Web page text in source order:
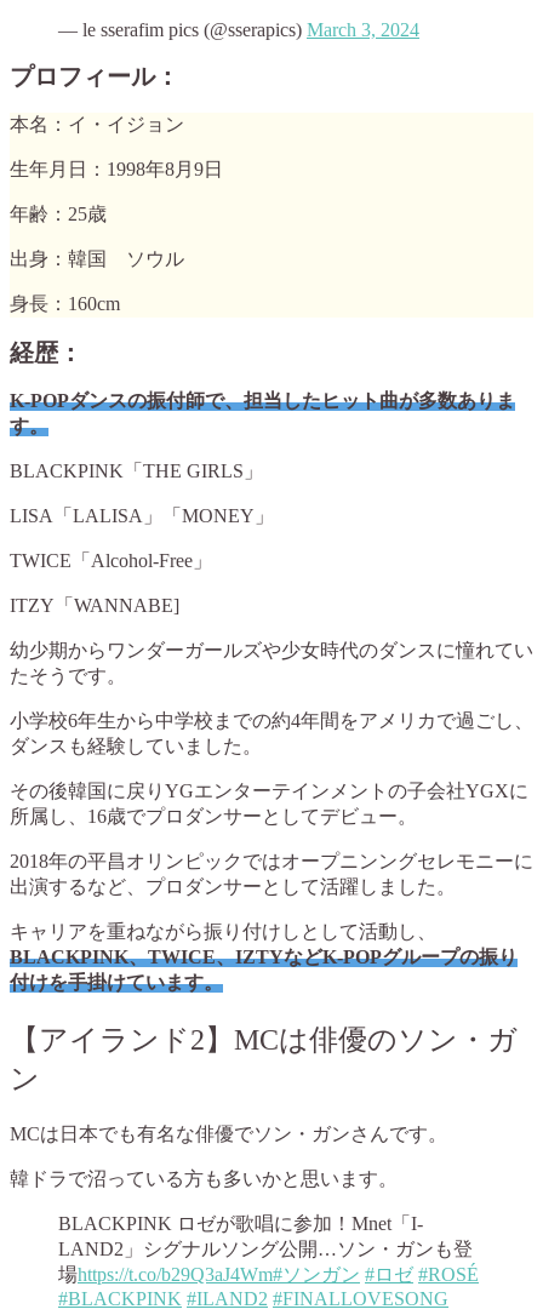
— le sserafim pics (@sserapics) March 3, 2024
プロフィール：
本名：イ・イジョン
生年月日：1998年8月9日
年齢：25歳
出身：韓国 ソウル
身長：160cm
経歴：
K-POPダンスの振付師で、担当したヒット曲が多数ありま
す。
BLACKPINK「THE GIRLS」
LISA「LALISA」「MONEY」
TWICE「Alcohol-Free」
ITZY「WANNABE]
幼少期からワンダーガールズや少女時代のダンスに憧れてい
たそうです。
小学校6年生から中学校までの約4年間をアメリカで過ごし、
ダンスも経験していました。
その後韓国に戻りYGエンターテインメントの子会社YGXに
所属し、16歳でプロダンサーとしてデビュー。
2018年の平昌オリンピックではオープニンングセレモニーに
出演するなど、プロダンサーとして活躍しました。
キャリアを重ねながら振り付けしとして活動し、
BLACKPINK、TWICE、IZTYなどK-POPグループの振り
付けを手掛けています。
【アイランド2】MCは俳優のソン・ガ
ン
MCは日本でも有名な俳優でソン・ガンさんです。
韓ドラで沼っている方も多いかと思います。
BLACKPINK ロゼが歌唱に参加！Mnet「I-
LAND2」シグナルソング公開…ソン・ガンも登
場https://t.co/b29Q3aJ4Wm#ソンガン #ロゼ #ROSÉ
#BLACKPINK #ILAND2 #FINALLOVESONG